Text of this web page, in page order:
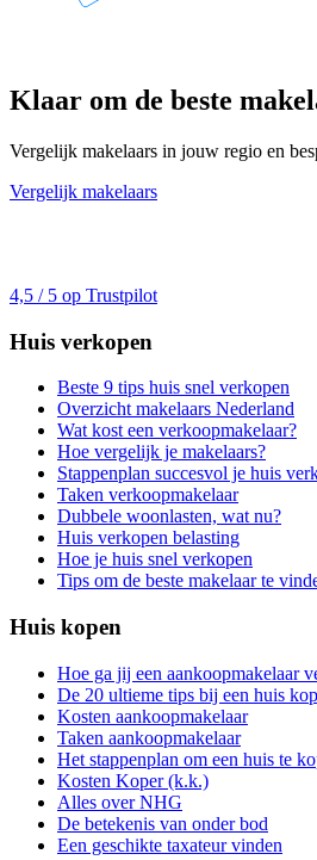
Klaar om de beste
Vergelijk makelaars in jouw regio en
Vergelijk makelaars
4,5 / 5 op Trustpilot
Huis verkopen
Beste 9 tips huis snel verkopen
Overzicht makelaars Nederland
Wat kost een verkoopmakelaar?
Hoe vergelijk je makelaars?
Stappenplan succesvol je huis
Taken verkoopmakelaar
Dubbele woonlasten, wat nu?
Huis verkopen belasting
Hoe je huis snel verkopen
Tips om de beste makelaar te
Huis kopen
Hoe ga jij een aankoopmakelaar
De 20 ultieme tips bij een huis
Kosten aankoopmakelaar
Taken aankoopmakelaar
Het stappenplan om een huis te
Kosten Koper (k.k.)
Alles over NHG
De betekenis van onder bod
Een geschikte taxateur vinden